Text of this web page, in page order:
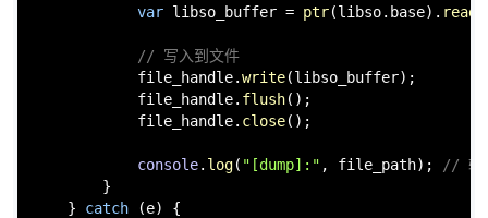
var libso_buffer = ptr(libso. base).
// 写入到文件
file_handle.write(libso_buffer);
file_handle. flush();
file_handle. close();
console. log( "[dump]:" , file_path);
// 输
}
} catch (e) {